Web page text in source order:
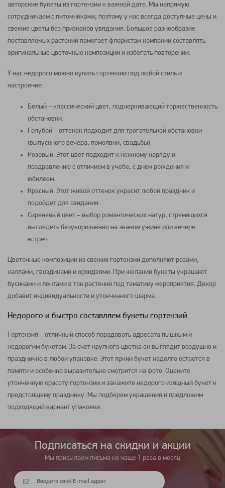
авторские букеты из гортензии к важной дате. Мы напрямую
сотрудничаем с питомниками, поэтому у нас всегда доступные цены и
свежие цветы без признаков увядания. Большое разнообразие
поставляемых растений помогает флористам компании составлять
оригинальные цветочные композиции и избегать повторений.
У нас недорого можно купить гортензии под любой стиль и
настроение:
Белый – классический цвет, подчеркивающий торжественность
обстановки.
Голубой – оттенок подходит для трогательной обстановки
(выпускного вечера, помолвки, свадьбы).
Розовый. Этот цвет подходит к нежному наряду и
поздравлению с отличием в учебе, с днем рождения и
юбилеем.
Красный. Этот живой оттенок украсит любой праздник и
подойдет для свидания.
Сиреневый цвет – выбор романтических натур, стремящихся
выглядеть безукоризненно на званом ужине или вечере
встреч.
Цветочные композиции из свежих гортензий дополняют розами,
каллами, гвоздиками и орхидеями. При желании букеты украшают
бусинами и лентами в тон растений под тематику мероприятия. Декор
добавит индивидуальности и утонченного шарма.
Недорого и быстро составляем букеты гортензий
Гортензия – отличный способ порадовать адресата пышным и
недорогим букетом. За счет крупного цветка он выглядит воздушно и
празднично в любой упаковке. Этот яркий букет надолго остается в
памяти и особенно выразительно смотрится на фото. Оцените
утонченную красоту гортензии и закажите недорого изящный букет к
предстоящему празднику. Мы подберем украшения и предложим
подходящий вариант упаковки.
Подписаться на cкидки и акции
Мы присылаем письма не чаще 1 раза в месяц